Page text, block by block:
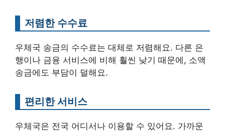
저렴한 수수료
우체국 송금의 수수료는 대체로 저렴해요. 다른 은
행이나 금융 서비스에 비해 훨씬 낮기 때문에, 소액
송금에도 부담이 덜해요.
편리한 서비스
우체국은 전국 어디서나 이용할 수 있어요. 가까운